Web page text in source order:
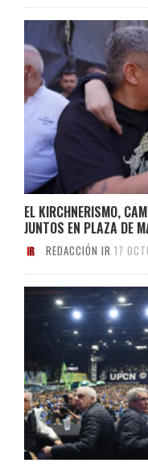
EL KIRCHNERISMO,
JUNTOS EN PLAZA DE
REDACCIÓN IR 17